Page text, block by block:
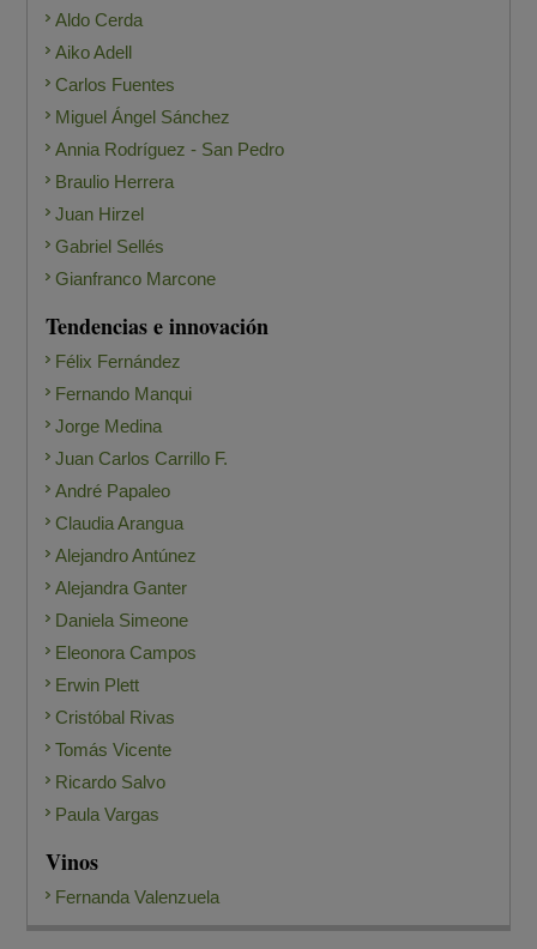
Aldo Cerda
Aiko Adell
Carlos Fuentes
Miguel Ángel Sánchez
Annia Rodríguez - San Pedro
Braulio Herrera
Juan Hirzel
Gabriel Sellés
Gianfranco Marcone
Tendencias e innovación
Félix Fernández
Fernando Manqui
Jorge Medina
Juan Carlos Carrillo F.
André Papaleo
Claudia Arangua
Alejandro Antúnez
Alejandra Ganter
Daniela Simeone
Eleonora Campos
Erwin Plett
Cristóbal Rivas
Tomás Vicente
Ricardo Salvo
Paula Vargas
Vinos
Fernanda Valenzuela